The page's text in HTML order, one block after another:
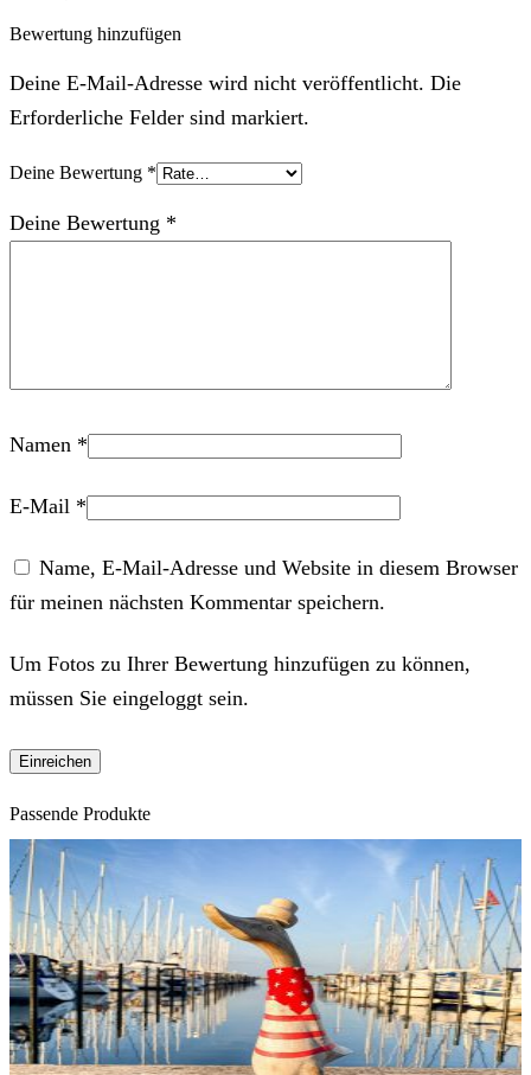
Bewertung hinzufügen
Deine E-Mail-Adresse wird nicht veröffentlicht. Die
Erforderliche Felder sind markiert.
Deine Bewertung *
Deine Bewertung *
Namen *
E-Mail *
Name, E-Mail-Adresse und Website in diesem Browser
für meinen nächsten Kommentar speichern.
Um Fotos zu Ihrer Bewertung hinzufügen zu können,
müssen Sie eingeloggt sein.
Passende Produkte